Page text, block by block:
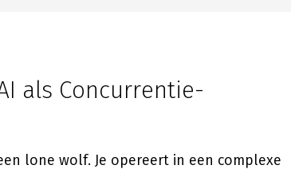
als Concurrentie-
lone wolf. Je opereert in een complexe